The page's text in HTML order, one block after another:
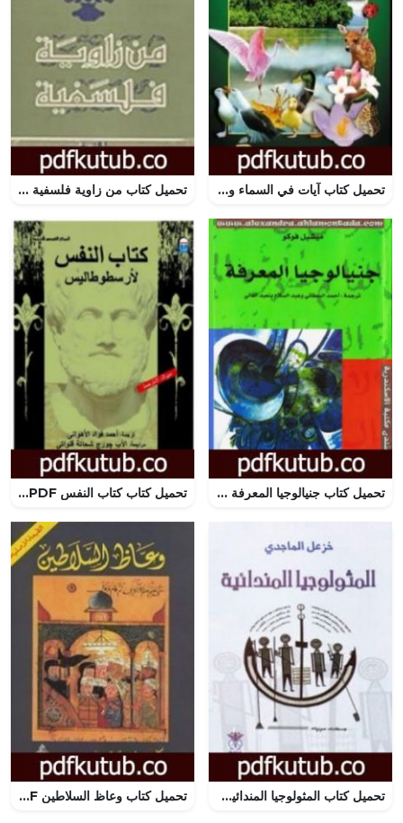
تحميل كتاب آيات في السماء والأرض لذوي العقول PDF تأليف هارون يحيى مجانا [كامل] تحميل كتاب من زاوية فلسفية PDF تأليف زكي نجيب محمود مجانا [كامل]
تحميل كتاب جنيالوجيا المعرفة PDF تأليف ميشيل فوكو مجانا [كامل] تحميل كتاب كتاب النفس PDF تأليف أرسطو مجانا [كامل]
تحميل كتاب المثولوجيا المندائية PDF تأليف خزعل الماجدي مجانا [كامل] تحميل كتاب وعاظ السلاطين PDF تأليف علي الوردي مجانا [كامل]